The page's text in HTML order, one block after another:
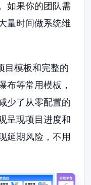
如果你的团队需
量时间做系统维
目模板和完整的
布等常用模板，
少了从零配置的
呈现项目进度和
延期风险，不用